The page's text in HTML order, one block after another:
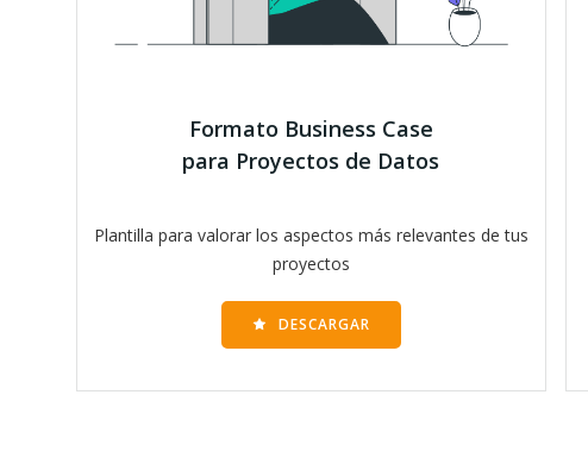
Formato Business Case
para Proyectos de Datos
Plantilla para valorar los aspectos más relevantes de tus
proyectos
DESCARGAR